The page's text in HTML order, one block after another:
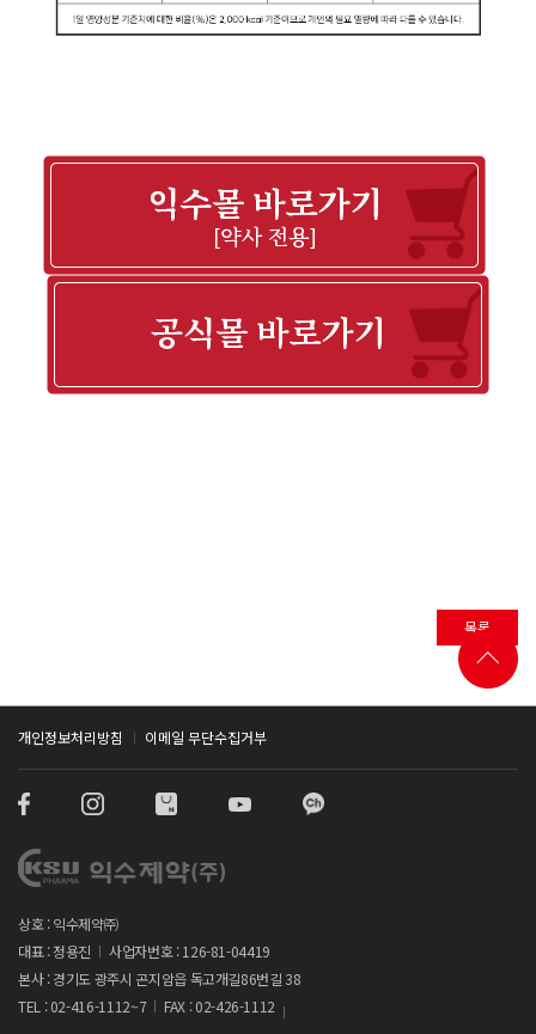
목록
개인정보처리방침 이메일 무단수집거부
상호 : 익수제약㈜
대표 : 정용진
사업자번호 : 126-81-04419
본사 : 경기도 광주시 곤지암읍 독고개길86번길 38
TEL : 02-416-1112~7
FAX : 02-426-1112